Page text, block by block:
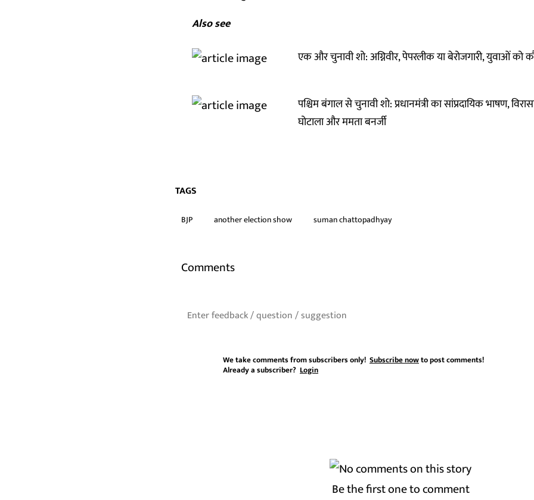
Also see
एक और चुनावी शो: अग्निवीर, पेपरलीक या बेरोजगारी, युवाओं को
पश्चिम बंगाल से चुनावी शो: प्रधानमंत्री का सांप्रदायिक भाषण,
घोटाला और ममता बनर्जी
TAGS
BJP another election show suman chattopadhyay
Comments
We take comments from subscribers only! Subscribe nowto post comments!
Already a subscriber? Login
Be the first one to comment